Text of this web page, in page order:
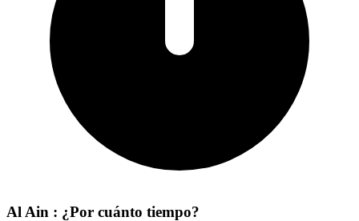
Al Ain : ¿Por cuánto tiempo?